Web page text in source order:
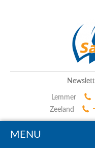
Lemmer
Zeeland
MENU